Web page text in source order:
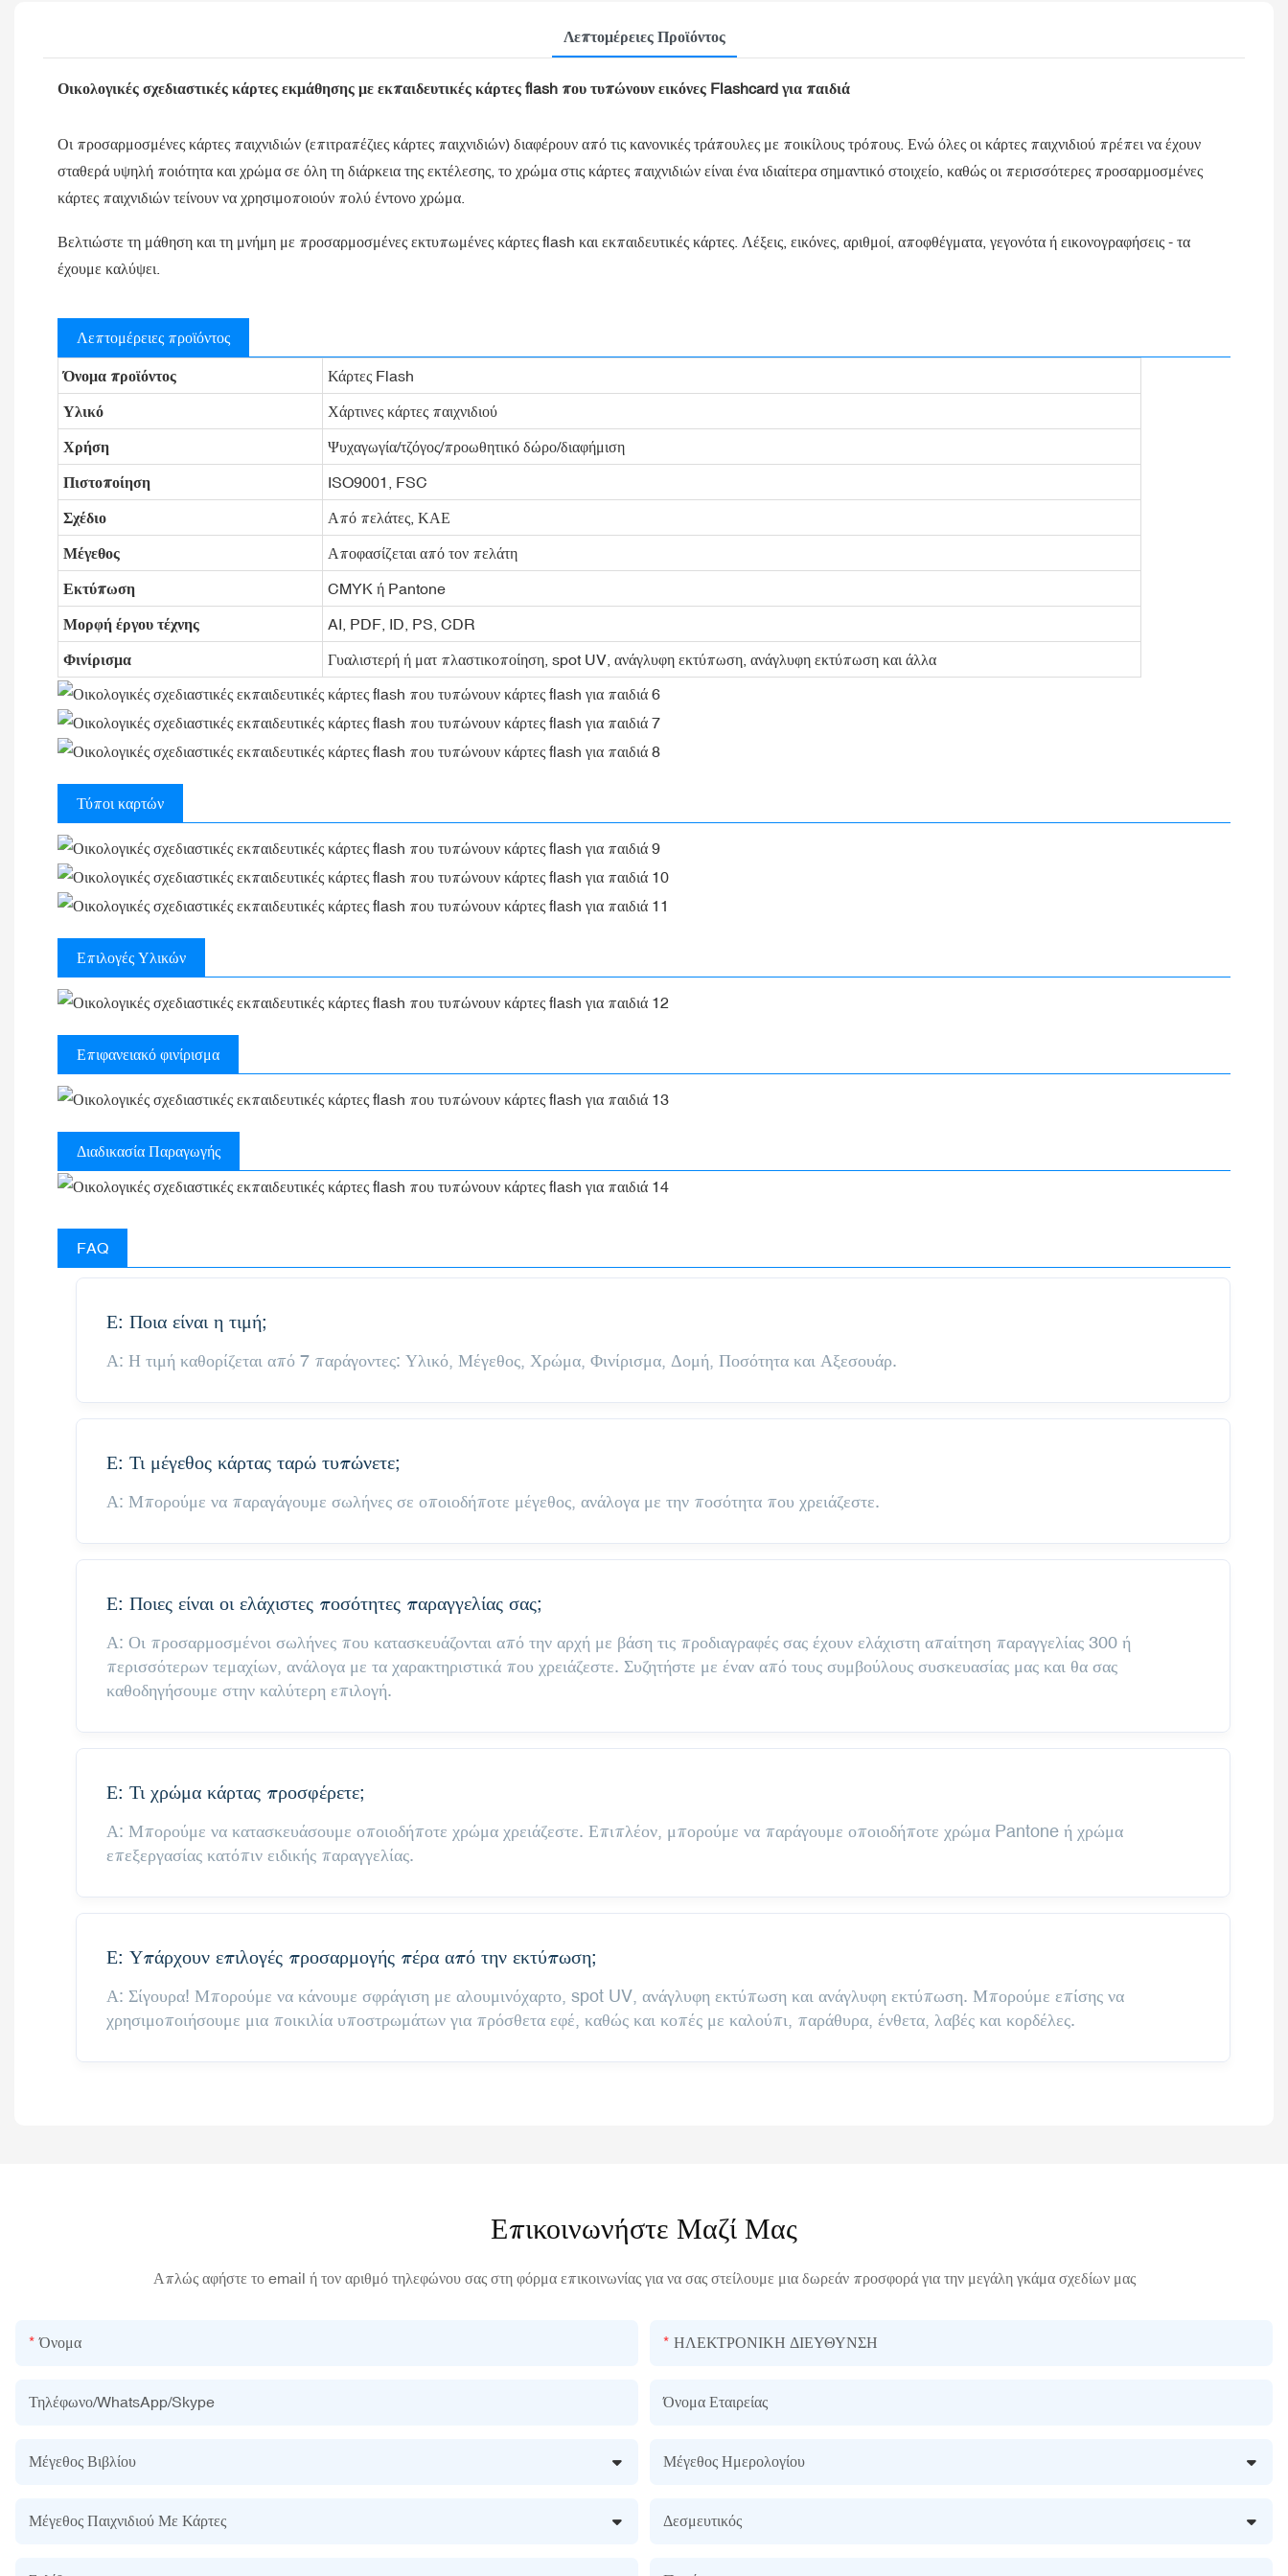
Λεπτομέρειες Προϊόντος
Οικολογικές σχεδιαστικές κάρτες εκμάθησης με εκπαιδευτικές κάρτες flash που τυπώνουν εικόνες Flashcard για παιδιά
Οι προσαρμοσμένες κάρτες παιχνιδιών (επιτραπέζιες κάρτες παιχνιδιών) διαφέρουν από τις κανονικές τράπουλες με ποικίλους τρόπους. Ενώ όλες οι κάρτες παιχνιδιού πρέπει να έχουν
σταθερά υψηλή ποιότητα και χρώμα σε όλη τη διάρκεια της εκτέλεσης, το χρώμα στις κάρτες παιχνιδιών είναι ένα ιδιαίτερα σημαντικό στοιχείο, καθώς οι περισσότερες προσαρμοσμένες
κάρτες παιχνιδιών τείνουν να χρησιμοποιούν πολύ έντονο χρώμα.
Βελτιώστε τη μάθηση και τη μνήμη με προσαρμοσμένες εκτυπωμένες κάρτες flash και εκπαιδευτικές κάρτες. Λέξεις, εικόνες, αριθμοί, αποφθέγματα, γεγονότα ή εικονογραφήσεις - τα
έχουμε καλύψει.
Λεπτομέρειες προϊόντος
Όνομα προϊόντος Κάρτες Flash
Υλικό Χάρτινες κάρτες παιχνιδιού
Χρήση Ψυχαγωγία/τζόγος/προωθητικό δώρο/διαφήμιση
Πιστοποίηση ISO9001, FSC
Σχέδιο Από πελάτες, ΚΑΕ
Μέγεθος Αποφασίζεται από τον πελάτη
Εκτύπωση CMYK ή Pantone
Μορφή έργου τέχνης AI, PDF, ID, PS, CDR
Φινίρισμα Γυαλιστερή ή ματ πλαστικοποίηση, spot UV, ανάγλυφη εκτύπωση, ανάγλυφη εκτύπωση και άλλα
Τύποι καρτών
Επιλογές Υλικών
Επιφανειακό φινίρισμα
Διαδικασία Παραγωγής
FAQ
Ε: Ποια είναι η τιμή;
Α: Η τιμή καθορίζεται από 7 παράγοντες: Υλικό, Μέγεθος, Χρώμα, Φινίρισμα, Δομή, Ποσότητα και Αξεσουάρ.
Ε: Τι μέγεθος κάρτας ταρώ τυπώνετε;
Α: Μπορούμε να παραγάγουμε σωλήνες σε οποιοδήποτε μέγεθος, ανάλογα με την ποσότητα που χρειάζεστε.
Ε: Ποιες είναι οι ελάχιστες ποσότητες παραγγελίας σας;
Α: Οι προσαρμοσμένοι σωλήνες που κατασκευάζονται από την αρχή με βάση τις προδιαγραφές σας έχουν ελάχιστη απαίτηση παραγγελίας 300 ή
περισσότερων τεμαχίων, ανάλογα με τα χαρακτηριστικά που χρειάζεστε. Συζητήστε με έναν από τους συμβούλους συσκευασίας μας και θα σας
καθοδηγήσουμε στην καλύτερη επιλογή.
Ε: Τι χρώμα κάρτας προσφέρετε;
Α: Μπορούμε να κατασκευάσουμε οποιοδήποτε χρώμα χρειάζεστε. Επιπλέον, μπορούμε να παράγουμε οποιοδήποτε χρώμα Pantone ή χρώμα
επεξεργασίας κατόπιν ειδικής παραγγελίας.
Ε: Υπάρχουν επιλογές προσαρμογής πέρα ​​από την εκτύπωση;
Α: Σίγουρα! Μπορούμε να κάνουμε σφράγιση με αλουμινόχαρτο, spot UV, ανάγλυφη εκτύπωση και ανάγλυφη εκτύπωση. Μπορούμε επίσης να
χρησιμοποιήσουμε μια ποικιλία υποστρωμάτων για πρόσθετα εφέ, καθώς και κοπές με καλούπι, παράθυρα, ένθετα, λαβές και κορδέλες.
Επικοινωνήστε Μαζί Μας
Απλώς αφήστε το email ή τον αριθμό τηλεφώνου σας στη φόρμα επικοινωνίας για να σας στείλουμε μια δωρεάν προσφορά για την μεγάλη γκάμα σχεδίων μας
Όνομα ΗΛΕΚΤΡΟΝΙΚΗ ΔΙΕΥΘΥΝΣΗ
Τηλέφωνο/WhatsApp/Skype Όνομα Εταιρείας
Μέγεθος Βιβλίου Μέγεθος Ημερολογίου
Μέγεθος Παιχνιδιού Με Κάρτες Δεσμευτικός